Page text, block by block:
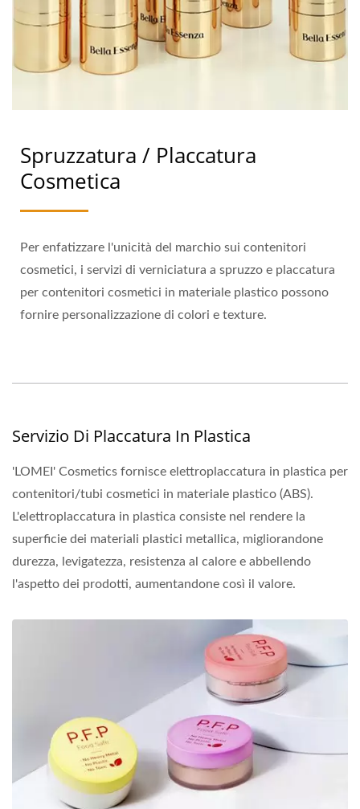
Spruzzatura / Placcatura
Cosmetica
Per enfatizzare l'unicità del marchio sui contenitori
cosmetici, i servizi di verniciatura a spruzzo e placcatura
per contenitori cosmetici in materiale plastico possono
fornire personalizzazione di colori e texture.
Servizio Di Placcatura In Plastica
'LOMEI' Cosmetics fornisce elettroplaccatura in plastica per
contenitori/tubi cosmetici in materiale plastico (ABS).
L'elettroplaccatura in plastica consiste nel rendere la
superficie dei materiali plastici metallica, migliorandone
durezza, levigatezza, resistenza al calore e abbellendo
l'aspetto dei prodotti, aumentandone così il valore.